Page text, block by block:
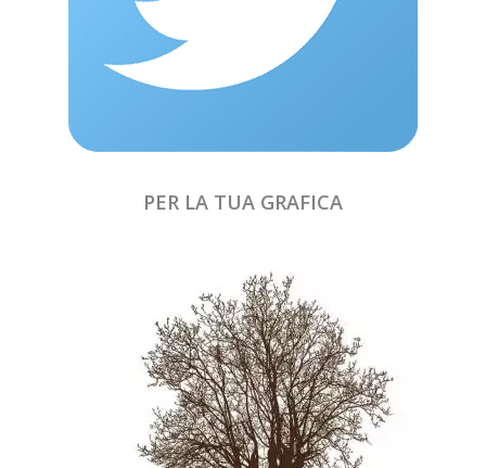
PER LA TUA GRAFICA